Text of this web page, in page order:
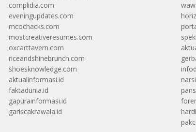
complidia.com
eveningupdates.com
mcochacks.com
mostcreativeresumes.com
oxcarttavern.com
riceandshinebrunch.com
shoesknowledge.com
aktualinformasi.id
faktadunia.id
gapurainformasi.id
gariscakrawala.id